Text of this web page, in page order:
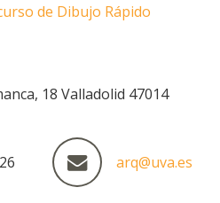
de Dibujo Rápido
18 Valladolid 47014
arq@uva.es